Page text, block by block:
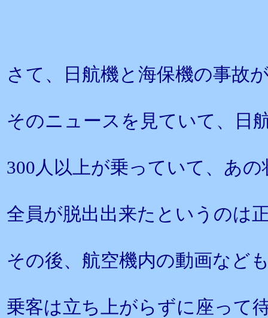
さて、日航機と海保機の事故
そのニュースを見ていて、日
300人以上が乗っていて、あ
全員が脱出出来たというのは
その後、航空機内の動画など
乗客は立ち上がらずに座って